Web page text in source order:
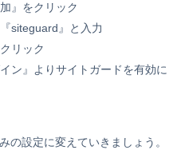
』をクリック
siteguard』と入力
リック
ン』よりサイトガードを有効に
の設定に変えていきましょう。